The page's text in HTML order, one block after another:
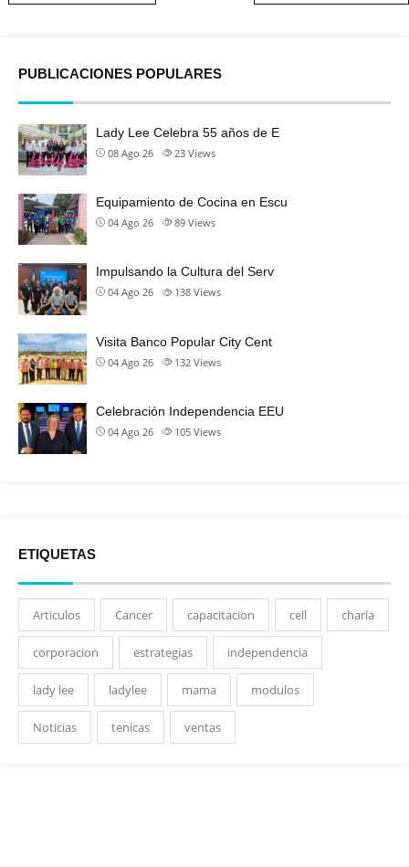
PUBLICACIONES POPULARES
Lady Lee Celebra 55 años de E
08 Ago 26 23 Views
Equipamiento de Cocina en Escu
04 Ago 26 89 Views
Impulsando la Cultura del Serv
04 Ago 26 138 Views
Visita Banco Popular City Cent
04 Ago 26 132 Views
Celebración Independencia EEU
04 Ago 26 105 Views
ETIQUETAS
Articulos Cancer capacitacion cell charla
corporacion estrategias independencia
lady lee ladylee mama modulos
Noticias tenicas ventas